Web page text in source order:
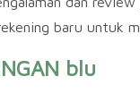
baru untuk
blu